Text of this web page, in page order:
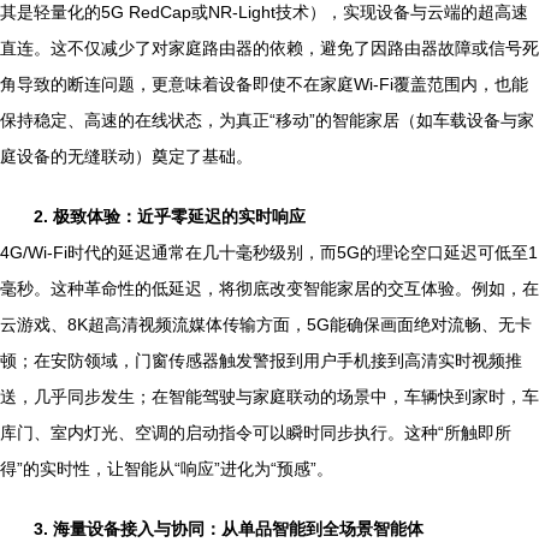
其是轻量化的5G RedCap或NR-Light技术），实现设备与云端的超高速
直连。这不仅减少了对家庭路由器的依赖，避免了因路由器故障或信号死
角导致的断连问题，更意味着设备即使不在家庭Wi-Fi覆盖范围内，也能
保持稳定、高速的在线状态，为真正“移动”的智能家居（如车载设备与家
庭设备的无缝联动）奠定了基础。
2. 极致体验：近乎零延迟的实时响应
4G/Wi-Fi时代的延迟通常在几十毫秒级别，而5G的理论空口延迟可低至1
毫秒。这种革命性的低延迟，将彻底改变智能家居的交互体验。例如，在
云游戏、8K超高清视频流媒体传输方面，5G能确保画面绝对流畅、无卡
顿；在安防领域，门窗传感器触发警报到用户手机接到高清实时视频推
送，几乎同步发生；在智能驾驶与家庭联动的场景中，车辆快到家时，车
库门、室内灯光、空调的启动指令可以瞬时同步执行。这种“所触即所
得”的实时性，让智能从“响应”进化为“预感”。
3. 海量设备接入与协同：从单品智能到全场景智能体